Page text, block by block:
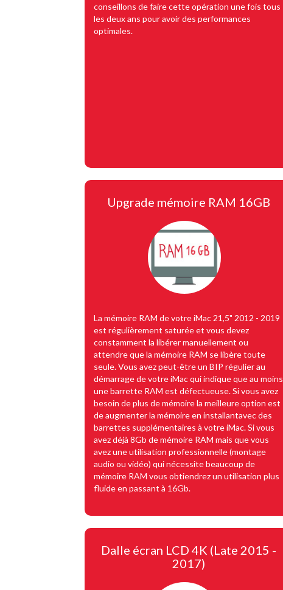
conseillons de faire cette opération une fois tous
les deux ans pour avoir des performances
optimales.
Upgrade mémoire RAM 16GB
La mémoire RAM de votre iMac 21,5" 2012 - 2019
est régulièrement saturée et vous devez
constamment la libérer manuellement ou
attendre que la mémoire RAM se libère toute
seule. Vous avez peut-être un BIP régulier au
démarrage de votre iMac qui indique que au moins
une barrette RAM est défectueuse. Si vous avez
besoin de plus de mémoire la meilleure option est
de augmenter la mémoire en installantavec des
barrettes supplémentaires à votre iMac. Si vous
avez déjà 8Gb de mémoire RAM mais que vous
avez une utilisation professionnelle (montage
audio ou vidéo) qui nécessite beaucoup de
mémoire RAM vous obtiendrez un utilisation plus
fluide en passant à 16Gb.
Dalle écran LCD 4K (Late 2015 -
2017)